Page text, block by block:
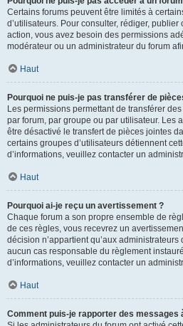
Certains forums peuvent être limités à
d’utilisateurs. Pour consulter, rédiger,
action, vous avez besoin des permissions
modérateur ou un administrateur du forum
Haut
Pourquoi ne puis-je pas transférer de
Les permissions permettant de transférer
par forum, par groupe ou par utilisateur. Les
être désactivé le transfert de pièces jointes
certains groupes d’utilisateurs détiennent
d’informations, veuillez contacter un
Haut
Pourquoi ai-je reçu un avertissement ?
Chaque forum a son propre ensemble de
de ces règles, vous recevrez un
décision n’appartient qu’aux administrateurs
aucun cas responsable du règlement
d’informations, veuillez contacter un
Haut
Comment puis-je rapporter des messages